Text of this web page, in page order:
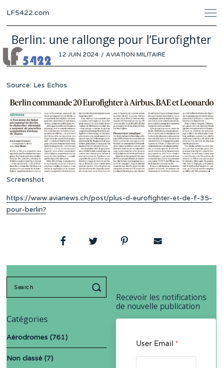
LF5422.com
Berlin: une rallonge pour l’Eurofighter
POSTED
12 JUIN 20248 AVIATION MILITAIRE
Source: Les Echos
Screenshot
https://www.avianews.ch/post/plus-d-eurofighter-et-de-f-35-
pour-berlin?
Recevoir les notifications
de nouvelle publication
User Email *
Catégories
Aérodromes (761)
Non classé (7)